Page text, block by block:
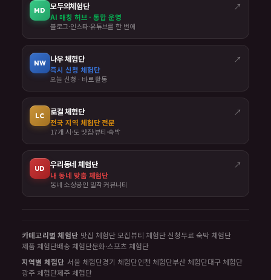
MD 모두의체험단 ↗
AI 매칭 허브 · 통합 운영
블로그·인스타·유튜브를 한 번에
NW 나우 체험단 ↗
즉시 신청 체험단
오늘 신청 · 바로 활동
LC 로컬 체험단 ↗
전국 지역 체험단 전문
17개 시·도 맛집·뷰티·숙박
UD 우리동네 체험단 ↗
내 동네 맞춤 체험단
동네 소상공인 밀착 커뮤니티
카테고리별 체험단 맛집 체험단 모집뷰티 체험단 신청무료 숙박 체험단
제품 체험단배송 체험단문화·스포츠 체험단
지역별 체험단 서울 체험단경기 체험단인천 체험단부산 체험단대구 체험단
광주 체험단제주 체험단